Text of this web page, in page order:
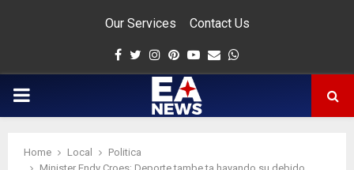
Our Services Contact Us
Facebook
Twitter
Instagram
Pinterest
Youtube
Email
PRIMARY
Home Local
Politica